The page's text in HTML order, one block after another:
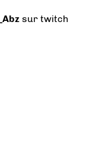
sur twitch